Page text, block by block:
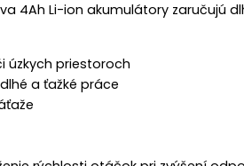
4Ah Li-ion akumulátory zaručujú
úzkych priestoroch
a ťažké práce